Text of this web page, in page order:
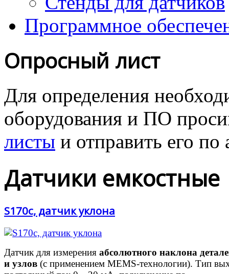
Программное
Опросный лист
Для определения
оборудования и ПО
листы и отправить его по
Датчики емкостные
S170c, датчик уклона
Датчик для измерения абсолютного наклона
и узлов (с применением MEMS-технологии). Тип